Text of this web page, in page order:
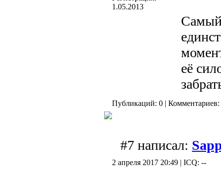
1.05.2013
её
Публикаций: 0 | Комментариев:
#7 написал:
2 апреля 2017 20:49 | ICQ: --